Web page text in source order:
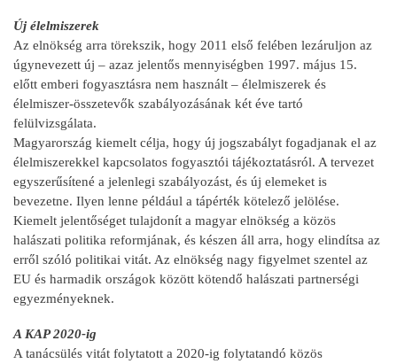
Új élelmiszerek
Az elnökség arra törekszik, hogy 2011 első felében lezáruljon az
úgynevezett új – azaz jelentős mennyiségben 1997. május 15.
előtt emberi fogyasztásra nem használt – élelmiszerek és
élelmiszer-összetevők szabályozásának két éve tartó
felülvizsgálata.
Magyarország kiemelt célja, hogy új jogszabályt fogadjanak el az
élelmiszerekkel kapcsolatos fogyasztói tájékoztatásról. A tervezet
egyszerűsítené a jelenlegi szabályozást, és új elemeket is
bevezetne. Ilyen lenne például a tápérték kötelező jelölése.
Kiemelt jelentőséget tulajdonít a magyar elnökség a közös
halászati politika reformjának, és készen áll arra, hogy elindítsa az
erről szóló politikai vitát. Az elnökség nagy figyelmet szentel az
EU és harmadik országok között kötendő halászati partnerségi
egyezményeknek.
A KAP 2020-ig
A tanácsülés vitát folytatott a 2020-ig folytatandó közös